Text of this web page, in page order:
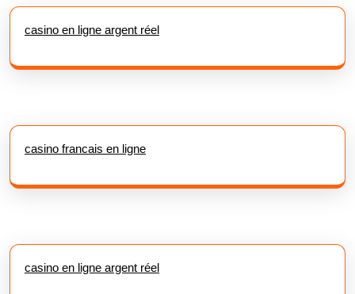
casino en ligne argent réel
casino francais en ligne
casino en ligne argent réel